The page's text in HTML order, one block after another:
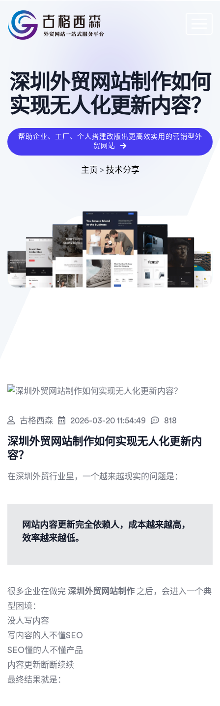
深圳外贸网站制作如何
实现无人化更新内容？
帮助企业、工厂、个人搭建改版出更高效实用的营销型外
贸网站
主页 > 技术分享
古格西森 2026-03-20 11:54:49 818
深圳外贸网站制作如何实现无人化更新内
容？
在深圳外贸行业里，一个越来越现实的问题是：
网站内容更新完全依赖人，成本越来越高，
效率越来越低。
很多企业在做完 深圳外贸网站制作 之后，会进入一个典
型困境：
没人写内容
写内容的人不懂SEO
SEO懂的人不懂产品
内容更新断断续续
最终结果就是：